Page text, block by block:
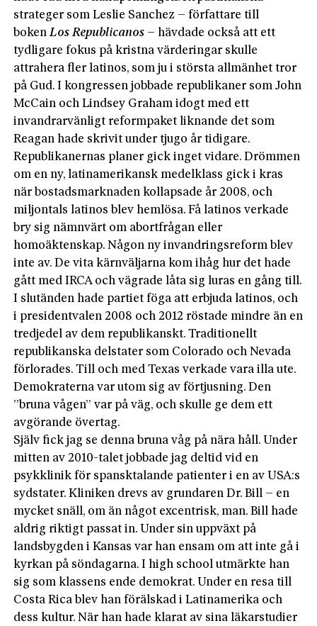
strateger som Leslie Sanchez – författare till
bokenLos Republicanos – hävdade också att ett
tydligare fokus på kristna värderingar skulle
attrahera fler latinos, som ju i största allmänhet tror
på Gud. I kongressen jobbade republikaner som John
McCain och Lindsey Graham idogt med ett
invandrarvänligt reformpaket liknande det som
Reagan hade skrivit under tjugo år tidigare.
Republikanernas planer gick inget vidare. Drömmen
om en ny, latinamerikansk medelklass gick i kras
när bostadsmarknaden kollapsade år 2008, och
miljontals latinos blev hemlösa. Få latinos verkade
bry sig nämnvärt om abortfrågan eller
homoäktenskap. Någon ny invandringsreform blev
inte av. De vita kärnväljarna kom ihåg hur det hade
gått med IRCA och vägrade låta sig luras en gång till.
I slutänden hade partiet föga att erbjuda latinos, och
i presidentvalen 2008 och 2012 röstade mind­re än en
tredjedel av dem republikanskt. Traditionellt
republikanska delstater som Colorado och Nevada
förlorades. Till och med Texas verkade vara illa ute.
Demokraterna var utom sig av förtjusning. Den
”bruna vågen” var på väg, och skulle ge dem ett
avgörande övertag.
Själv fick jag se denna bruna våg på nära håll. Under
mitten av 2010-talet jobbade jag deltid vid en
psykklinik för spansktalande patienter i en av USA:s
sydstater. Kliniken drevs av grundaren Dr. Bill – en
mycket snäll, om än något excentrisk, man. Bill hade
aldrig riktigt passat in. Under sin uppväxt på
landsbygden i Kansas var han ensam om att inte gå i
kyrkan på söndagarna. I high school utmärkte han
sig som klassens ende demokrat. Under en resa till
Costa Rica blev han förälskad i Latinamerika och
dess kultur. När han hade klarat av sina läkarstudier